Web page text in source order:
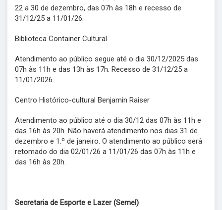
22 a 30 de dezembro, das 07h às 18h e recesso de
31/12/25 a 11/01/26.
Biblioteca Container Cultural
Atendimento ao público segue até o dia 30/12/2025 das
07h às 11h e das 13h às 17h. Recesso de 31/12/25 a
11/01/2026.
Centro Histórico-cultural Benjamin Raiser
Atendimento ao público até o dia 30/12 das 07h às 11h e
das 16h às 20h. Não haverá atendimento nos dias 31 de
dezembro e 1.º de janeiro. O atendimento ao público será
retomado do dia 02/01/26 a 11/01/26 das 07h às 11h e
das 16h às 20h.
Secretaria de Esporte e Lazer (Semel)